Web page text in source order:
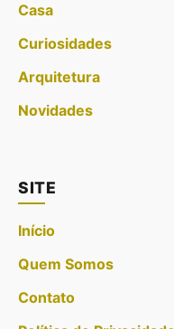
Casa
Curiosidades
Arquitetura
Novidades
SITE
Início
Quem Somos
Contato